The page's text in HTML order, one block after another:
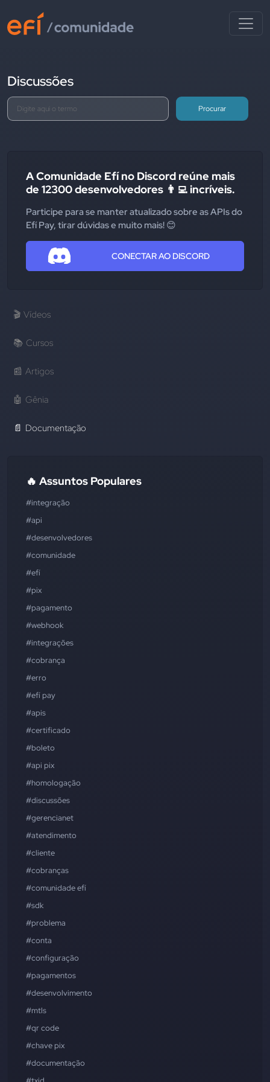
Discussões
Procurar
A Comunidade Efí no Discord reúne mais
de 12300 desenvolvedores 👨‍💻 incríveis.
Participe para se manter atualizado sobre as APIs do
Efí Pay, tirar dúvidas e muito mais! 😊
CONECTAR AO DISCORD
🎬 Vídeos
📚 Cursos
📰 Artigos
🤖 Gênia
📄 Documentação
🔥 Assuntos Populares
#integração
#api
#desenvolvedores
#comunidade
#efí
#pix
#pagamento
#webhook
#integrações
#cobrança
#erro
#efí pay
#apis
#certificado
#boleto
#api pix
#homologação
#discussões
#gerencianet
#atendimento
#cliente
#cobranças
#comunidade efí
#sdk
#problema
#conta
#configuração
#pagamentos
#desenvolvimento
#mtls
#qr code
#chave pix
#documentação